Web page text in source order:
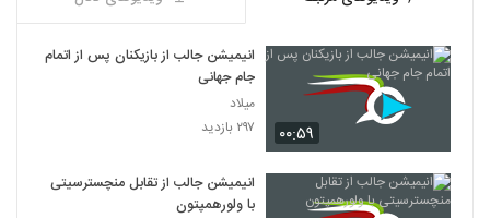
۰۰:۵۹
انیمیشن جالب از بازیکنان پس از اتمام
جام جهانی
میلاد
۲۹۷ بازدید
انیمیشن جالب از تقابل منچسترسیتی
با ولورهمپتون